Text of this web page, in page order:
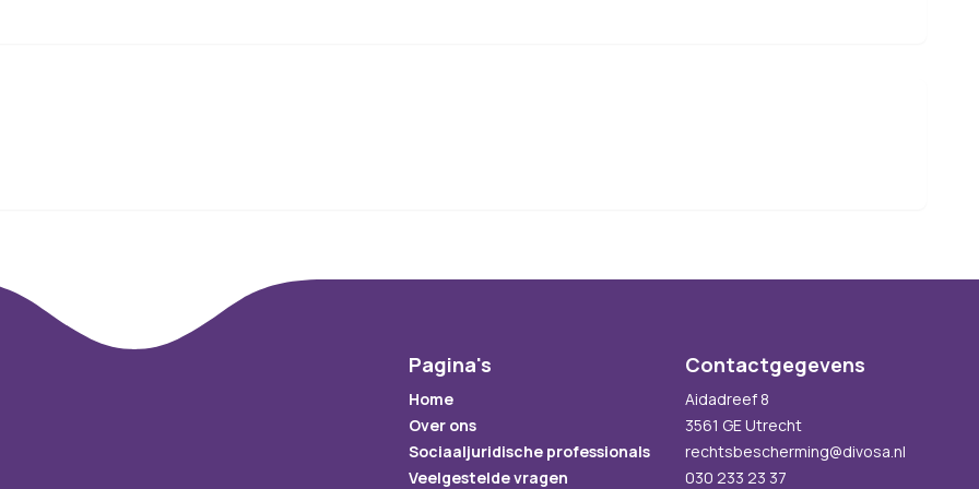
Pagina's
Home
Over ons
Sociaaljuridische professionals
Veelgestelde vragen
Contactgegevens
Aidadreef 8
3561 GE Utrecht
rechtsbescherming@divosa.nl
030 233 23 37